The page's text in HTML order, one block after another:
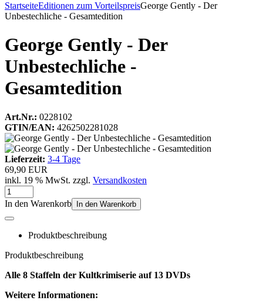
StartseiteEditionen zum VorteilspreisGeorge Gently - Der
Unbestechliche - Gesamtedition
George Gently - Der
Unbestechliche -
Gesamtedition
Art.Nr.: 0228102
GTIN/EAN: 4262502281028
Lieferzeit: 3-4 Tage
69,90 EUR
inkl. 19 % MwSt. zzgl. Versandkosten
In den Warenkorb In den Warenkorb
Produktbeschreibung
Produktbeschreibung
Alle 8 Staffeln der Kultkrimiserie auf 13 DVDs
Weitere Informationen: